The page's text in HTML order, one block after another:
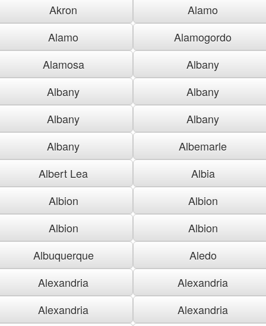
Akron
Alamo
Alamo
Alamogordo
Alamosa
Albany
Albany
Albany
Albany
Albany
Albany
Albemarle
Albert Lea
Albia
Albion
Albion
Albion
Albion
Albuquerque
Aledo
Alexandria
Alexandria
Alexandria
Alexandria